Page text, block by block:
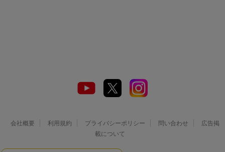
会社概要 利用規約 プライバシーポリシー 問い合わせ
広告掲
載について